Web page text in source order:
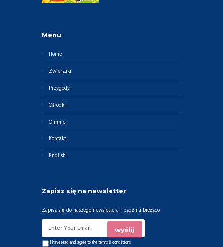
Menu
Home
Zwierzaki
Przygody
Ośrodki
O mnie
Kontakt
English
Zapisz się na newsletter
Zapisz się do naszego newslettera i bądź na bieżąco
I have read and agree to theterms & conditions